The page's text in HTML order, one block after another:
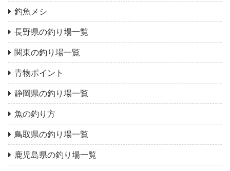
釣魚メシ
長野県の釣り場一覧
関東の釣り場一覧
青物ポイント
静岡県の釣り場一覧
魚の釣り方
鳥取県の釣り場一覧
鹿児島県の釣り場一覧